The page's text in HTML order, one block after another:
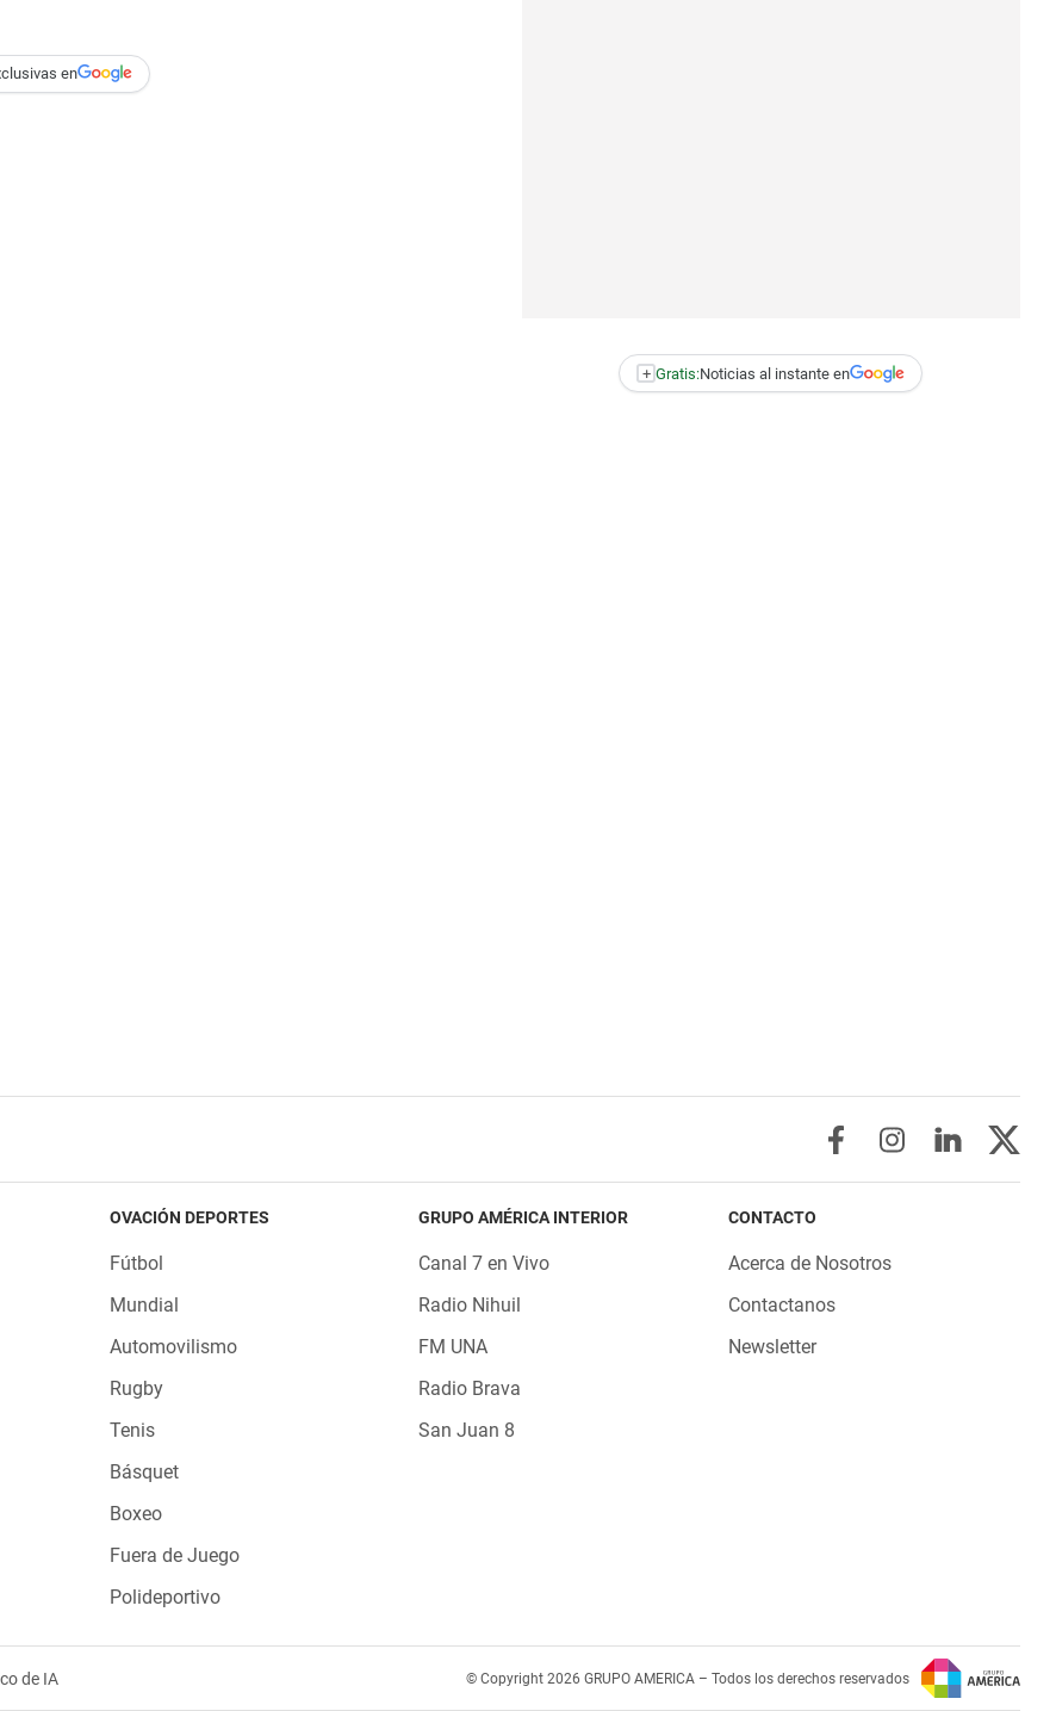
en
+ Gratis:Noticias al instante en
OVACIÓN DEPORTES
Fútbol
Mundial
Automovilismo
Rugby
Tenis
Básquet
Boxeo
Fuera de Juego
Polideportivo
GRUPO AMÉRICA INTERIOR
Canal 7 en Vivo
Radio Nihuil
FM UNA
Radio Brava
San Juan 8
CONTACTO
Acerca de Nosotros
Contactanos
Newsletter
de IA © Copyright 2026 GRUPO AMERICA – Todos los derechos reservados